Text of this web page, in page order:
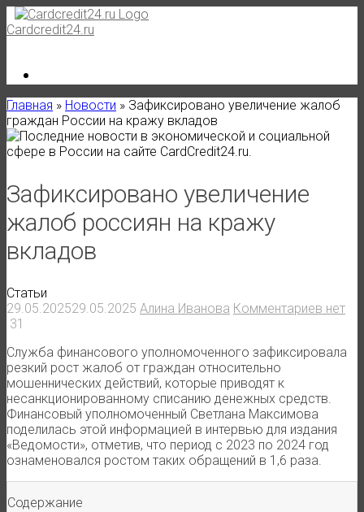
Skip
to
Cardcredit24.ru
Главная » Новости » Зафиксировано увеличение жалоб
граждан России на кражу вкладов
Зафиксировано увеличение
жалоб россиян на кражу
вкладов
Статьи
29.05.202529.05.2025 Алина Иванова Комментариев нет
31
Служба финансового уполномоченного зафиксировала
резкий рост жалоб от граждан относительно
мошеннических действий, которые приводят к
несанкционированному списанию денежных средств.
Финансовый уполномоченный Светлана Максимова
поделилась этой информацией в интервью для издания
«Ведомости», отметив, что период с 2023 по 2024 год
ознаменовался ростом таких обращений в 1,6 раза.
Содержание